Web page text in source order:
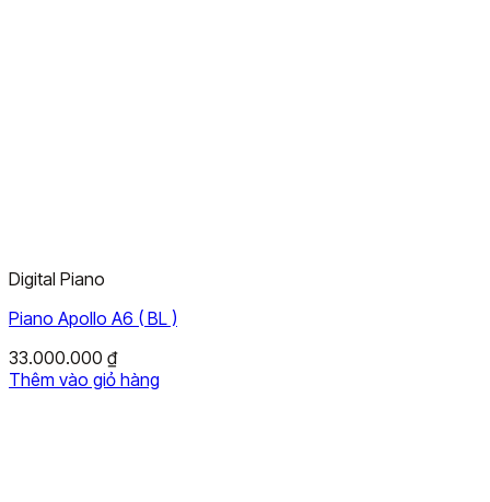
Digital Piano
Piano Apollo A6 ( BL )
33.000.000 ₫
Thêm vào giỏ hàng